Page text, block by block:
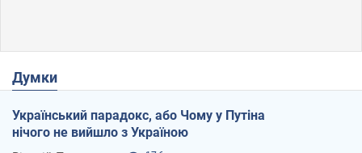
Думки
Український парадокс, або Чому у Путіна
нічого не вийшло з Україною